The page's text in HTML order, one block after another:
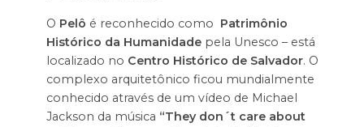
O Pelô é reconhecido como Patrimônio
Histórico da Humanidade pela Unesco – está
localizado no Centro Histórico de Salvador. O
complexo arquitetônico ficou mundialmente
conhecido através de um vídeo de Michael
Jackson da música “They don´t care about